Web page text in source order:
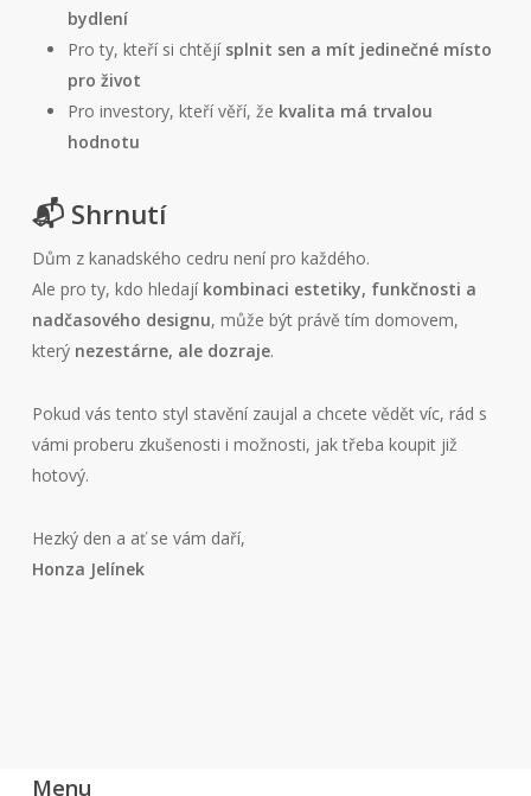
bydlení
Pro ty, kteří si chtějí splnit sen a mít jedinečné místo
pro život
Pro investory, kteří věří, že kvalita má trvalou
hodnotu
📬 Shrnutí
Dům z kanadského cedru není pro každého.
Ale pro ty, kdo hledají kombinaci estetiky, funkčnosti a
nadčasového designu, může být právě tím domovem,
který nezestárne, ale dozraje.
Pokud vás tento styl stavění zaujal a chcete vědět víc, rád s
vámi proberu zkušenosti i možnosti, jak třeba koupit již
hotový.
Hezký den a ať se vám daří,
Honza Jelínek
Menu